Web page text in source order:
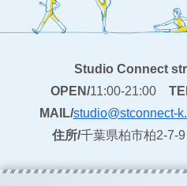
Studio Connect
OPEN/11:00-21:00
MAIL/studio@stconnect-
住所/千葉県柏市柏2-7-